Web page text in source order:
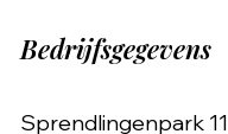
Bedrijfsgegevens
Sprendlingenpark 11